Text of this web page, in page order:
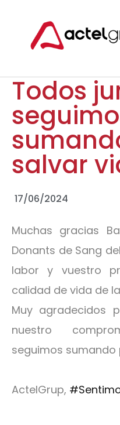
Todos
salvar
17/06/2024
Muchas gracias
Donants de Sang
labor y vuestro
calidad de vida de
Muy agradecidos
nuestro
seguimos
ActelGrup,